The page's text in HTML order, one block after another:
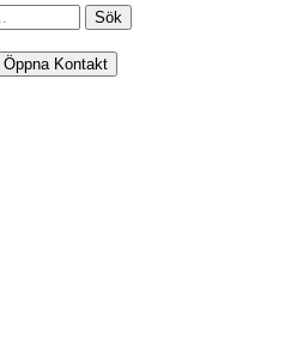
Sök
Öppna Kontakt